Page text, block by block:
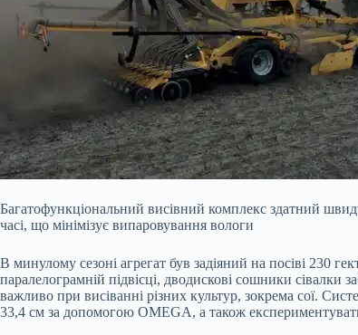
Багатофункціональний висівний комплекс здатний
часі, що мінімізує випаровування вологи
В минулому сезоні агрегат був задіяний на посіві 230
паралелограмній підвісці, дводискові сошники
важливо при висіванні різних культур, зокрема сої.
33,4 см за допомогою OMEGA, а також